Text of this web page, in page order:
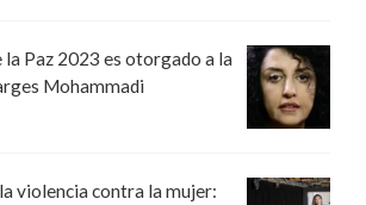
Paz 2023 es otorgado a la
Mohammadi
violencia contra la mujer: